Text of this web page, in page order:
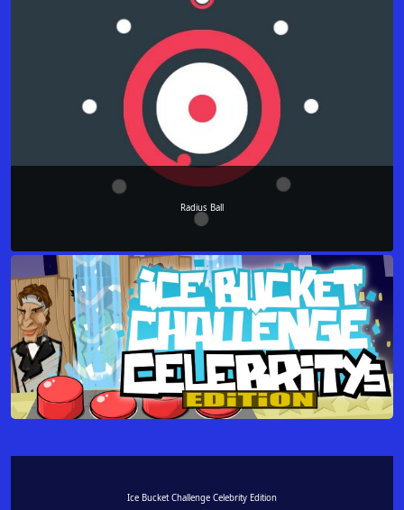
Radius Ball
Ice Bucket Challenge Celebrity Edition